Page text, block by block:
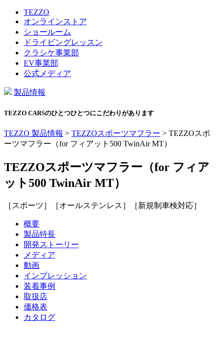
TEZZO
オンラインストア
ショールーム
ドライビングレッスン
クラシケ事業部
EV事業部
公式メディア
製品情報
TEZZO CARSのひとつひとつにこだわりがあります
TEZZO 製品情報 > TEZZOスポーツマフラー > TEZZOスポ
ーツマフラー（for フィアット500 TwinAir MT）
TEZZOスポーツマフラー（for フィア
ット500 TwinAir MT）
［スポーツ］［オールステンレス］［新規制車検対応］
概要
製品特長
開発ストーリー
メディア
動画
インプレッション
装着事例
取扱店
価格表
カタログ